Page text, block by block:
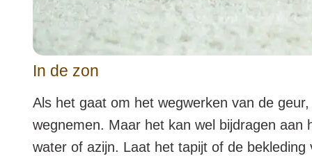
In de zon
Als het gaat om het wegwerken van de
wegnemen. Maar het kan wel bijdragen
water of azijn. Laat het tapijt of de